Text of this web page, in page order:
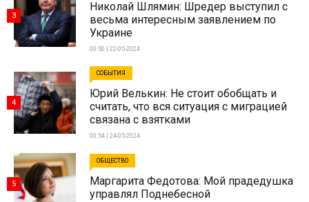
Николай Шлямин: Шредер выступил с
весьма интересным заявлением по
Украине
00:50 | 22-05-2024
3
СОБЫТИЯ
Юрий Велькин: Не стоит обобщать и
считать, что вся ситуация с миграцией
связана с взятками
00:54 | 24-05-2024
4
ОБЩЕСТВО
Маргарита Федотова: Мой прадедушка
управлял Поднебесной
5